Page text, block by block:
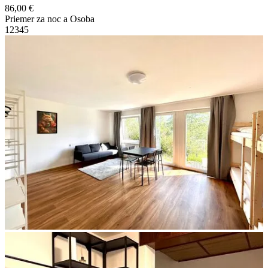
86,00 €
Priemer za noc a Osoba
1 2345